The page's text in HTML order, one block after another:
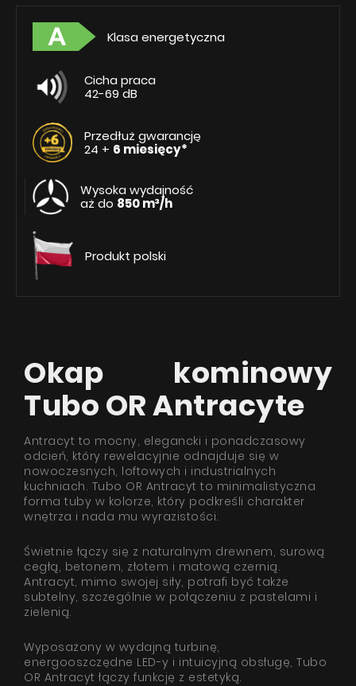
Klasa energetyczna
Cicha praca
42-69 dB
Przedłuż gwarancję
24 + 6 miesięcy*
Wysoka wydajność
aż do 850 m³/h
Produkt polski
Okap kominowy
Tubo OR Antracyte
Antracyt to mocny, elegancki i ponadczasowy
odcień, który rewelacyjnie odnajduje się w
nowoczesnych, loftowych i industrialnych
kuchniach. Tubo OR Antracyt to minimalistyczna
forma tuby w kolorze, który podkreśli charakter
wnętrza i nada mu wyrazistości.
Świetnie łączy się z naturalnym drewnem, surową
cegłą, betonem, złotem i matową czernią.
Antracyt, mimo swojej siły, potrafi być także
subtelny, szczególnie w połączeniu z pastelami i
zielenią.
Wyposażony w wydajną turbinę,
energooszczędne LED-y i intuicyjną obsługę, Tubo
OR Antracyt łączy funkcję z estetyką.